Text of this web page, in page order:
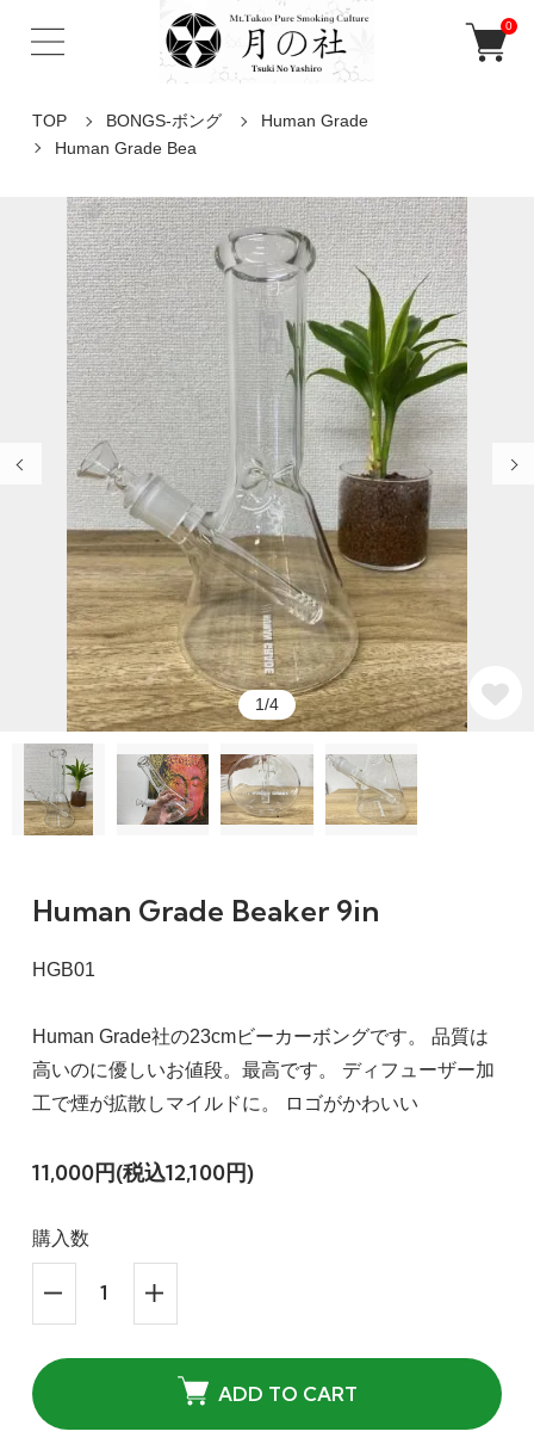
0
TOP BONGS-ボング
Human Grade
Human Grade Bea
1/4
Human Grade Beaker 9in
HGB01
Human Grade社の23cmビーカーボングです。 品質は
高いのに優しいお値段。最高です。 ディフューザー加
工で煙が拡散しマイルドに。 ロゴがかわいい
11,000円(税込12,100円)
購入数
ADD TO CART